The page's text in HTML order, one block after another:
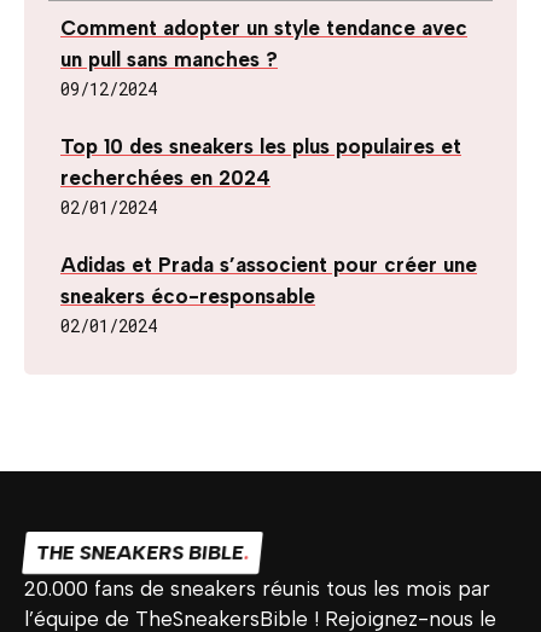
Comment adopter un style tendance avec
un pull sans manches ?
09/12/2024
Top 10 des sneakers les plus populaires et
recherchées en 2024
02/01/2024
Adidas et Prada s’associent pour créer une
sneakers éco-responsable
02/01/2024
THE SNEAKERS BIBLE.
20.000 fans de sneakers réunis tous les mois par
l’équipe de TheSneakersBible ! Rejoignez-nous le